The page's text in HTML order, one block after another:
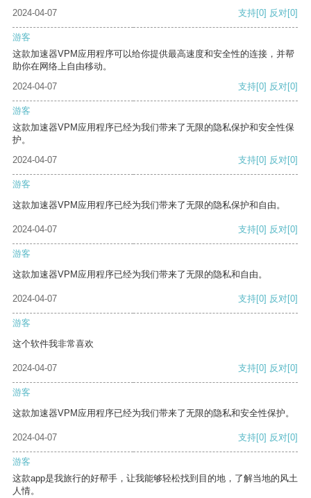
2024-04-07 支持[0] 反对[0]
游客
这款加速器VPM应用程序可以给你提供最高速度和安全性的连接，并帮
助你在网络上自由移动。
2024-04-07
支持[0] 反对[0]
游客
这款加速器VPM应用程序已经为我们带来了无限的隐私保护和安全性保
护。
2024-04-07
支持[0] 反对[0]
游客
这款加速器VPM应用程序已经为我们带来了无限的隐私保护和自由。
2024-04-07 支持[0] 反对[0]
游客
这款加速器VPM应用程序已经为我们带来了无限的隐私和自由。
2024-04-07 支持[0] 反对[0]
游客
这个软件我非常喜欢
2024-04-07 支持[0] 反对[0]
游客
这款加速器VPM应用程序已经为我们带来了无限的隐私和安全性保护。
2024-04-07 支持[0] 反对[0]
游客
这款app是我旅行的好帮手，让我能够轻松找到目的地，了解当地的风土
人情。